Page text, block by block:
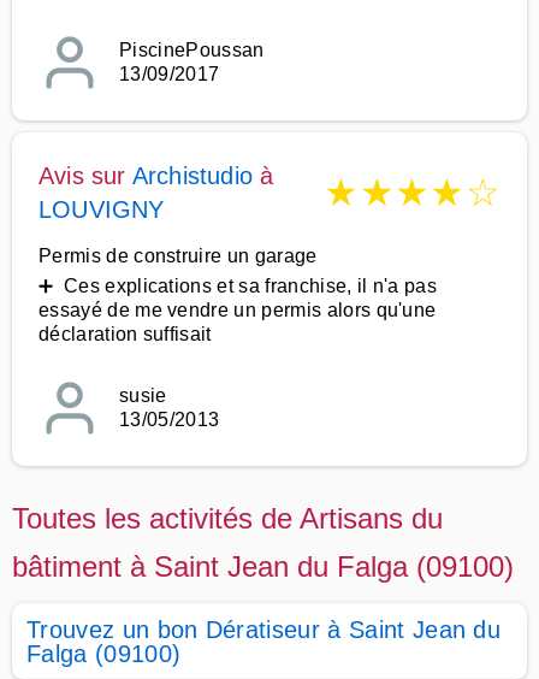
PiscinePoussan
13/09/2017
Avis sur Archistudio à
LOUVIGNY
★★★★☆
Permis de construire un garage
➕ Ces explications et sa franchise, il n'a pas
essayé de me vendre un permis alors qu'une
déclaration suffisait
susie
13/05/2013
Toutes les activités de Artisans du
bâtiment à Saint Jean du Falga (09100)
Trouvez un bon Dératiseur à Saint Jean du
Falga (09100)